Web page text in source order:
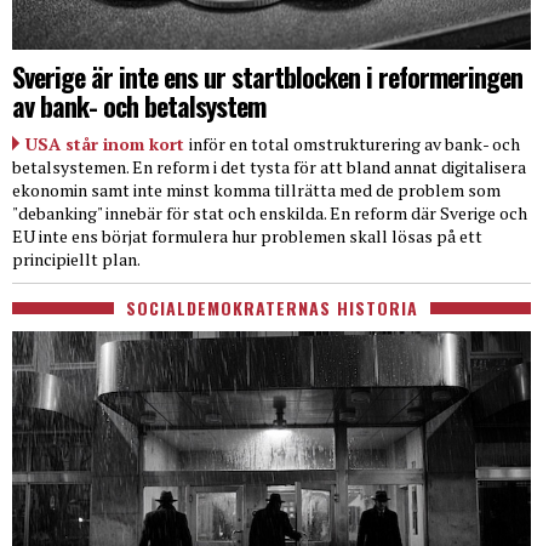
Sverige är inte ens ur startblocken i reformeringen
av bank- och betalsystem
USA står inom kort inför en total omstrukturering av bank- och
betalsystemen. En reform i det tysta för att bland annat digitalisera
ekonomin samt inte minst komma tillrätta med de problem som
"debanking" innebär för stat och enskilda. En reform där Sverige och
EU inte ens börjat formulera hur problemen skall lösas på ett
principiellt plan.
SOCIALDEMOKRATERNAS HISTORIA